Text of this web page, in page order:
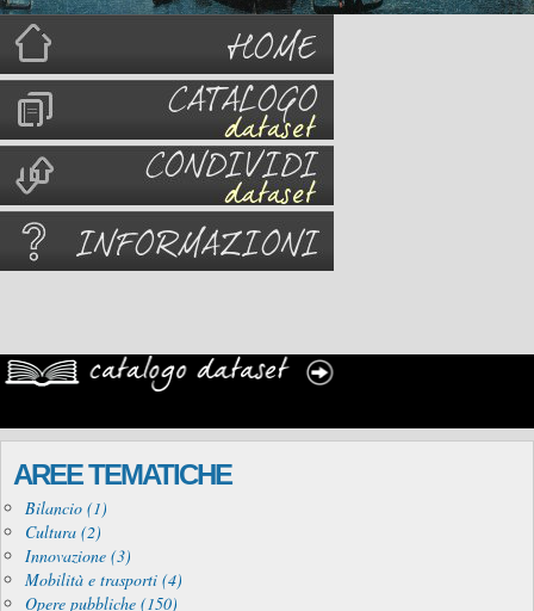
AREE TEMATICHE
Bilancio (1)
Cultura (2)
Innovazione (3)
Mobilità e trasporti (4)
Opere pubbliche (150)